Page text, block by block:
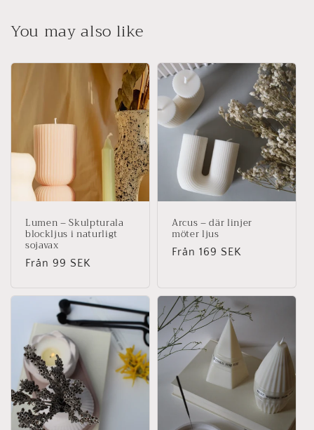
You may also like
Lumen – Skulpturala
blockljus i naturligt
sojavax
Ordinarie
Från 99 SEK
Arcus – där linjer
möter ljus
Ordinarie
Från 169 SEK